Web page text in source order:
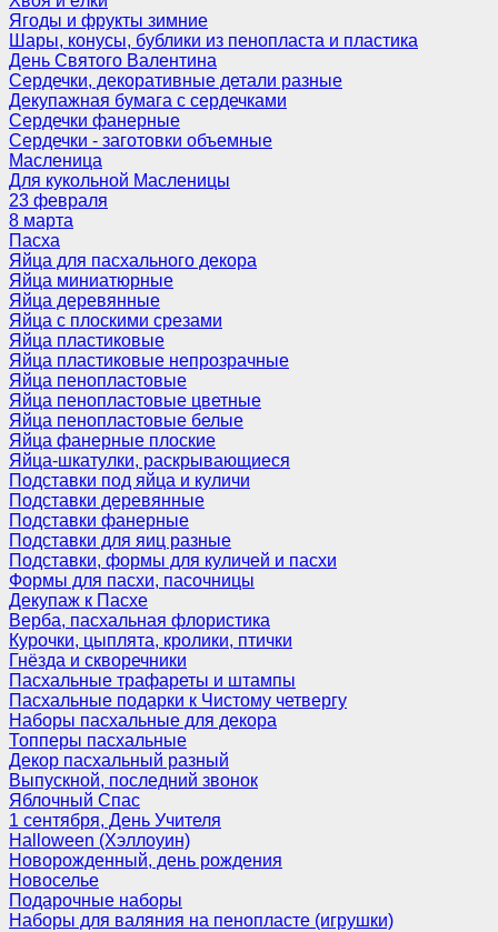
Ягоды и фрукты зимние
Шары, конусы, бублики из пенопласта и пластика
День Святого Валентина
Сердечки, декоративные детали разные
Декупажная бумага с сердечками
Сердечки фанерные
Сердечки - заготовки объемные
Масленица
Для кукольной Масленицы
23 февраля
8 марта
Пасха
Яйца для пасхального декора
Яйца миниатюрные
Яйца деревянные
Яйца с плоскими срезами
Яйца пластиковые
Яйца пластиковые непрозрачные
Яйца пенопластовые
Яйца пенопластовые цветные
Яйца пенопластовые белые
Яйца фанерные плоские
Яйца-шкатулки, раскрывающиеся
Подставки под яйца и куличи
Подставки деревянные
Подставки фанерные
Подставки для яиц разные
Подставки, формы для куличей и пасхи
Формы для пасхи, пасочницы
Декупаж к Пасхе
Верба, пасхальная флористика
Курочки, цыплята, кролики, птички
Гнёзда и скворечники
Пасхальные трафареты и штампы
Пасхальные подарки к Чистому четвергу
Наборы пасхальные для декора
Топперы пасхальные
Декор пасхальный разный
Выпускной, последний звонок
Яблочный Спас
1 сентября, День Учителя
Halloween (Хэллоуин)
Новорожденный, день рождения
Новоселье
Подарочные наборы
Наборы для валяния на пенопласте (игрушки)